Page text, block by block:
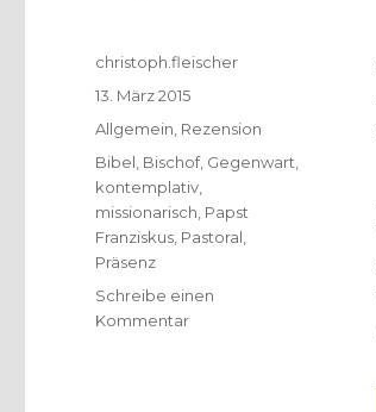
Autor
christoph.fleischer
Veröffentlicht
am
13. März 2015
Kategorien
Allgemein Rezension
Schlagwörter
Bibel Bischof, Gegenwart
kontemplativ
missionarisch Papst
Franziskus Pastoral
Präsenz
Schreibe einen
Kommentarzu